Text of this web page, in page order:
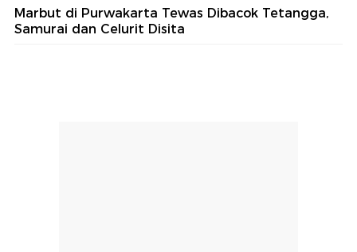
Marbut di Purwakarta Tewas Dibacok Tetangga,
Samurai dan Celurit Disita